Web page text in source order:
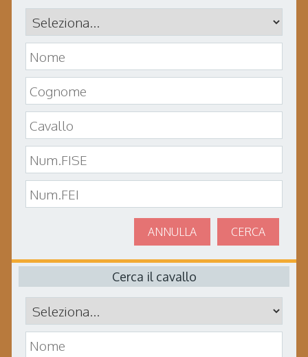
CERCA
ANNULLA
Cerca il cavallo